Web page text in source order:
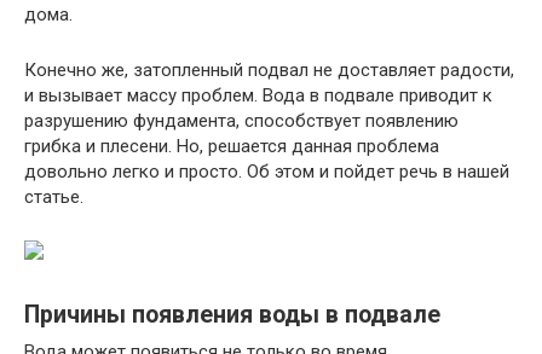
дома.
Конечно же, затопленный подвал не доставляет радости,
и вызывает массу проблем. Вода в подвале приводит к
разрушению фундамента, способствует появлению
грибка и плесени. Но, решается данная проблема
довольно легко и просто. Об этом и пойдет речь в нашей
статье.
Причины появления воды в подвале